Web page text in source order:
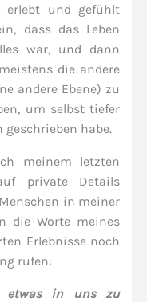
erlebt und gefühlt
dass das Leben
war, und dann
die andere
andere Ebene) zu
um selbst tiefer
habe.
meinem letzten
private Details
in meiner
die Worte meines
Erlebnisse noch
rufen:
etwas in uns zu